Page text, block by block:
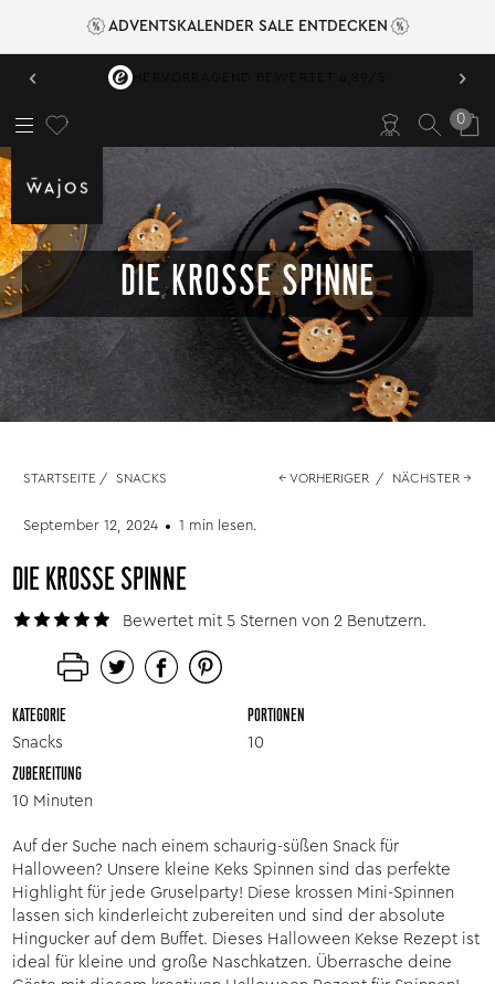
ADVENTSKALENDER SALE ENTDECKEN
‹ ›
0
DIE KROSSE SPINNE
STARTSEITE / SNACKS ← VORHERIGER / NÄCHSTER →
September 12, 2024 1 min lesen.
DIE KROSSE SPINNE
Bewertet mit 5 Sternen von 2 Benutzern.
KATEGORIE
Snacks
PORTIONEN
10
ZUBEREITUNG
10 Minuten
Auf der Suche nach einem schaurig-süßen Snack für
Halloween? Unsere kleine Keks Spinnen sind das perfekte
Highlight für jede Gruselparty! Diese krossen Mini-Spinnen
lassen sich kinderleicht zubereiten und sind der absolute
Hingucker auf dem Buffet. Dieses Halloween Kekse Rezept ist
ideal für kleine und große Naschkatzen. Überrasche deine